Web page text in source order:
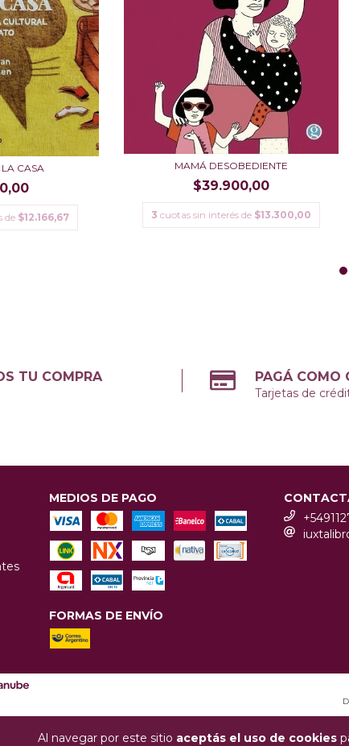
Al navegar por este sitio aceptás el uso de cookies
CASA
de $12.166,67
MAMÁ DESOBEDIENTE
$39.900,00
3 cuotas sin interés de $13.300,00
TU COMPRA PAGÁ COMO
Tarjetas de
MEDIOS DE PAGO
FORMAS DE ENVÍO